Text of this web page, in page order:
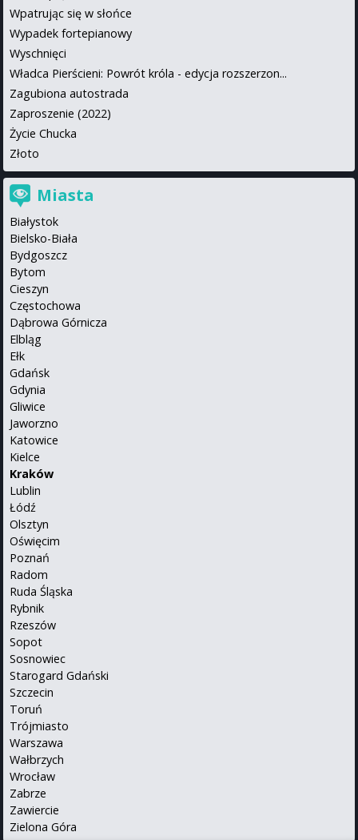
Wpatrując się w słońce
Wypadek fortepianowy
Wyschnięci
Władca Pierścieni: Powrót króla - edycja rozszerzon...
Zagubiona autostrada
Zaproszenie (2022)
Życie Chucka
Złoto
Miasta
Białystok
Bielsko-Biała
Bydgoszcz
Bytom
Cieszyn
Częstochowa
Dąbrowa Górnicza
Elbląg
Ełk
Gdańsk
Gdynia
Gliwice
Jaworzno
Katowice
Kielce
Kraków
Lublin
Łódź
Olsztyn
Oświęcim
Poznań
Radom
Ruda Śląska
Rybnik
Rzeszów
Sopot
Sosnowiec
Starogard Gdański
Szczecin
Toruń
Trójmiasto
Warszawa
Wałbrzych
Wrocław
Zabrze
Zawiercie
Zielona Góra